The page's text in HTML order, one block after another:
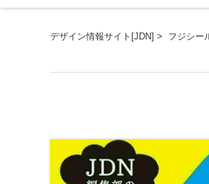
デザイン情報サイト[JDN] > フジシー